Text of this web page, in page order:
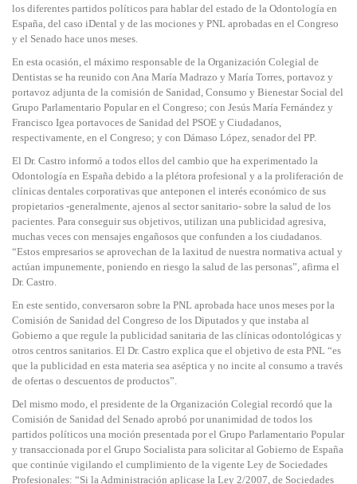
los diferentes partidos políticos para hablar del estado de la Odontología en
España, del caso iDental y de las mociones y PNL aprobadas en el Congreso
y el Senado hace unos meses.
En esta ocasión, el máximo responsable de la Organización Colegial de
Dentistas se ha reunido con Ana María Madrazo y María Torres, portavoz y
portavoz adjunta de la comisión de Sanidad, Consumo y Bienestar Social del
Grupo Parlamentario Popular en el Congreso; con Jesús María Fernández y
Francisco Igea portavoces de Sanidad del PSOE y Ciudadanos,
respectivamente, en el Congreso; y con Dámaso López, senador del PP.
El Dr. Castro informó a todos ellos del cambio que ha experimentado la
Odontología en España debido a la plétora profesional y a la proliferación de
clínicas dentales corporativas que anteponen el interés económico de sus
propietarios -generalmente, ajenos al sector sanitario- sobre la salud de los
pacientes. Para conseguir sus objetivos, utilizan una publicidad agresiva,
muchas veces con mensajes engañosos que confunden a los ciudadanos.
“Estos empresarios se aprovechan de la laxitud de nuestra normativa actual y
actúan impunemente, poniendo en riesgo la salud de las personas”, afirma el
Dr. Castro.
En este sentido, conversaron sobre la PNL aprobada hace unos meses por la
Comisión de Sanidad del Congreso de los Diputados y que instaba al
Gobierno a que regule la publicidad sanitaria de las clínicas odontológicas y
otros centros sanitarios. El Dr. Castro explica que el objetivo de esta PNL “es
que la publicidad en esta materia sea aséptica y no incite al consumo a través
de ofertas o descuentos de productos”.
Del mismo modo, el presidente de la Organización Colegial recordó que la
Comisión de Sanidad del Senado aprobó por unanimidad de todos los
partidos políticos una moción presentada por el Grupo Parlamentario Popular
y transaccionada por el Grupo Socialista para solicitar al Gobierno de España
que continúe vigilando el cumplimiento de la vigente Ley de Sociedades
Profesionales: “Si la Administración aplicase la Ley 2/2007, de Sociedades